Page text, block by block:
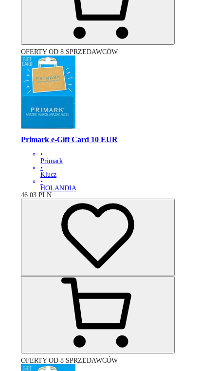
OFERTY OD 8 SPRZEDAWCÓW
Primark e-Gift Card 10 EUR
•
Primark
•
Klucz
•
HOLANDIA
46.03 PLN
OFERTY OD 8 SPRZEDAWCÓW